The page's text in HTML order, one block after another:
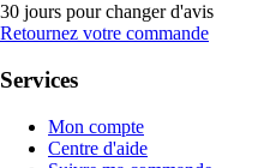
30 jours pour changer d'avis
Retournez votre commande
Services
Mon compte
Centre d'aide